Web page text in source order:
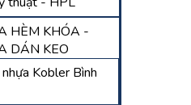
HÈM KHÓA -
DÁN KEO
Kobler Bình